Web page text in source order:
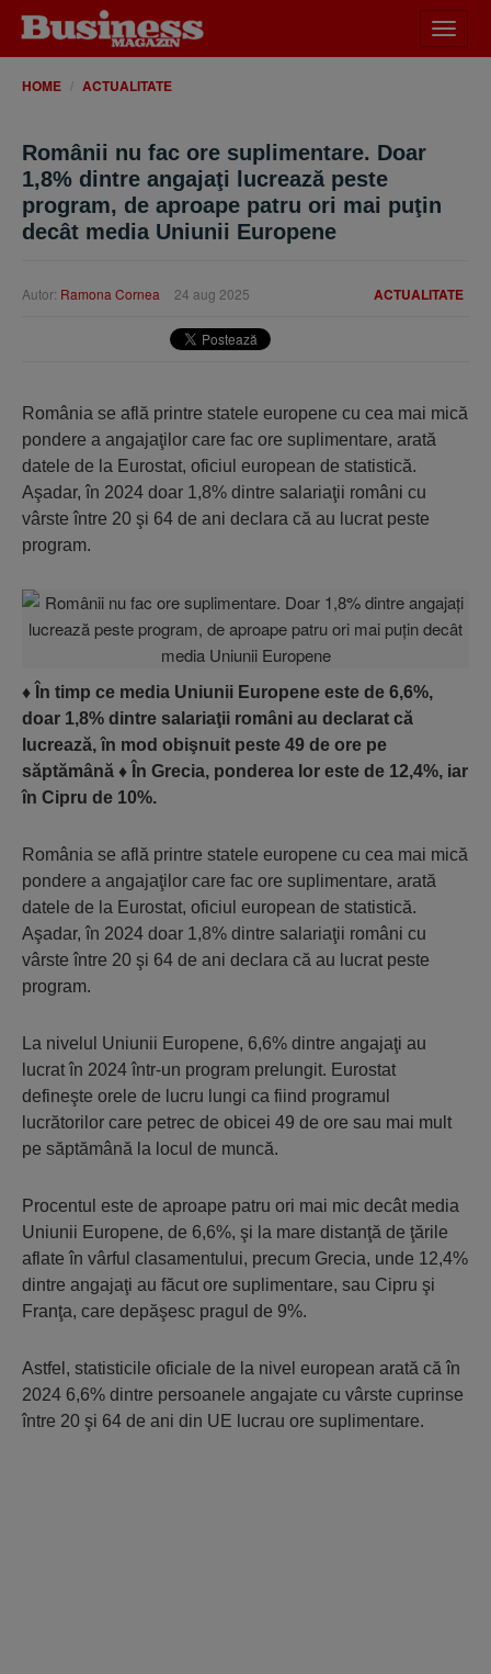
meniu
HOME ACTUALITATE
Românii nu fac ore suplimentare. Doar
1,8% dintre angajaţi lucrează peste
program, de aproape patru ori mai puţin
decât media Uniunii Europene
ACTUALITATE
Autor: Ramona Cornea 24 aug 2025
România se află printre statele europene cu cea mai mică
pondere a angajaţilor care fac ore suplimentare, arată
datele de la Eurostat, oficiul european de statistică.
Aşadar, în 2024 doar 1,8% dintre salariaţii români cu
vârste între 20 şi 64 de ani declara că au lucrat peste
program.
♦ În timp ce media Uniunii Europene este de 6,6%,
doar 1,8% dintre salariaţii români au declarat că
lucrează, în mod obişnuit peste 49 de ore pe
săptămână ♦ În Grecia, ponderea lor este de 12,4%, iar
în Cipru de 10%.
România se află printre statele europene cu cea mai mică
pondere a angajaţilor care fac ore suplimentare, arată
datele de la Eurostat, oficiul european de statistică.
Aşadar, în 2024 doar 1,8% dintre salariaţii români cu
vârste între 20 şi 64 de ani declara că au lucrat peste
program.
La nivelul Uniunii Europene, 6,6% dintre angajaţi au
lucrat în 2024 într-un program prelungit. Eurostat
defineşte orele de lucru lungi ca fiind programul
lucrătorilor care petrec de obicei 49 de ore sau mai mult
pe săptămână la locul de muncă.
Procentul este de aproape patru ori mai mic decât media
Uniunii Europene, de 6,6%, şi la mare distanţă de ţările
aflate în vârful clasamentului, precum Grecia, unde 12,4%
dintre angajaţi au făcut ore suplimentare, sau Cipru şi
Franţa, care depăşesc pragul de 9%.
Astfel, statisticile oficiale de la nivel european arată că în
2024 6,6% dintre persoanele angajate cu vârste cuprinse
între 20 şi 64 de ani din UE lucrau ore suplimentare.